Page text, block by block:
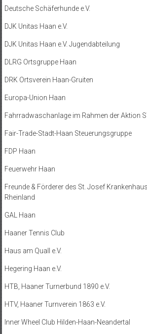
Deutsche Schäferhunde e.V.
DJK Unitas Haan e.V.
DJK Unitas Haan e.V. Jugendabteilung
DLRG Ortsgruppe Haan
DRK Ortsverein Haan-Gruiten
Europa-Union Haan
Fahrradwaschanlage im Rahmen der Aktion
Fair-Trade-Stadt-Haan Steuerungsgruppe
FDP Haan
Feuerwehr Haan
Freunde & Förderer des St. Josef
Rheinland
GAL Haan
Haaner Tennis Club
Haus am Quall e.V.
Hegering Haan e.V.
HTB, Haaner Turnerbund 1890 e.V.
HTV, Haaner Turnverein 1863 e.V.
Inner Wheel Club Hilden-Haan-Neandertal